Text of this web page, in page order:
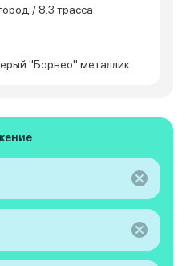
/ 8.3 трасса
"Борнео" металлик